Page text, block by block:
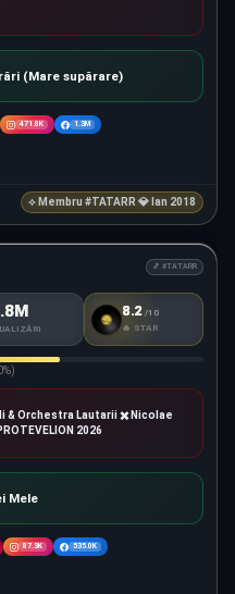
(Mare supărare)
471.8K 1.3M
⟡ Membru #TATARR 💎 Ian 2018
🎵 #TATARR
8.2 /10
🔥 STAR
& Orchestra Lautarii ✖️ Nicolae
2026
Mele
87.3K 535.0K